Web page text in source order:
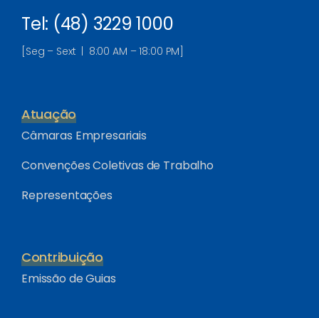
Tel: (48) 3229 1000
[Seg – Sext | 8:00 AM – 18:00 PM]
Atuação
Câmaras Empresariais
Convenções Coletivas de Trabalho
Representações
Contribuição
Emissão de Guias